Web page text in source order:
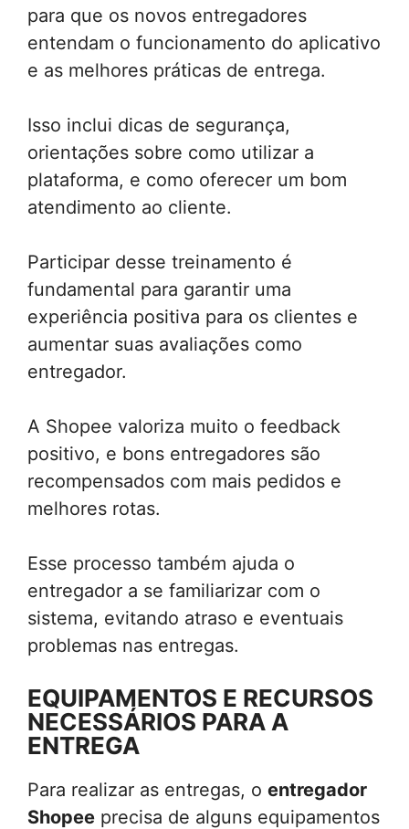
para que os novos entregadores
entendam o funcionamento do aplicativo
e as melhores práticas de entrega.
Isso inclui dicas de segurança,
orientações sobre como utilizar a
plataforma, e como oferecer um bom
atendimento ao cliente.
Participar desse treinamento é
fundamental para garantir uma
experiência positiva para os clientes e
aumentar suas avaliações como
entregador.
A Shopee valoriza muito o feedback
positivo, e bons entregadores são
recompensados com mais pedidos e
melhores rotas.
Esse processo também ajuda o
entregador a se familiarizar com o
sistema, evitando atraso e eventuais
problemas nas entregas.
EQUIPAMENTOS E RECURSOS
NECESSÁRIOS PARA A
ENTREGA
Para realizar as entregas, o entregador
Shopee precisa de alguns equipamentos